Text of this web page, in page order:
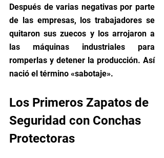
Después de varias negativas por parte
de las empresas, los trabajadores se
quitaron sus zuecos y los arrojaron a
las máquinas industriales para
romperlas y detener la producción. Así
nació el término «sabotaje».
Los Primeros Zapatos de
Seguridad con Conchas
Protectoras